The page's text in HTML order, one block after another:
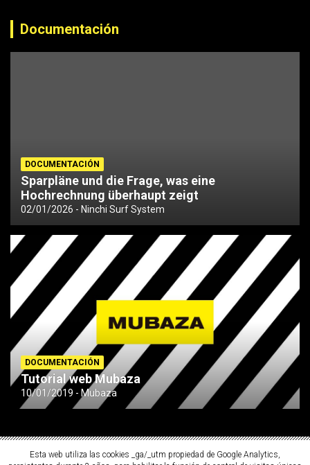
Documentación
DOCUMENTACIÓN
Sparpläne und die Frage, was eine
Hochrechnung überhaupt zeigt
02/01/2026 Ninchi Surf System
DOCUMENTACIÓN
Tutorial web Mubaza
10/01/2019 Mubaza
Esta web utiliza las cookies _ga/_utm propiedad de Google Analytics,